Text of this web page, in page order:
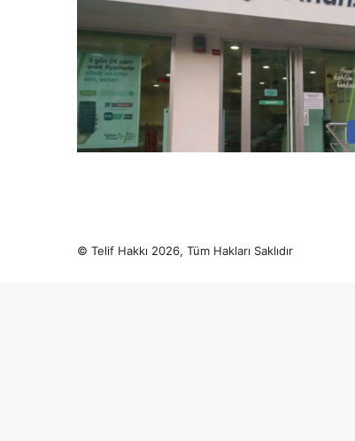
© Telif Hakkı 2026, Tüm Hakları Saklıdır